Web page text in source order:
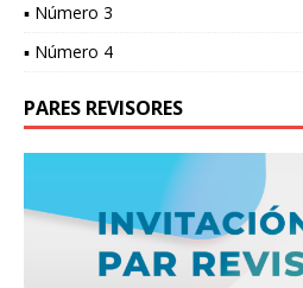
▪ Número 3
▪ Número 4
PARES REVISORES